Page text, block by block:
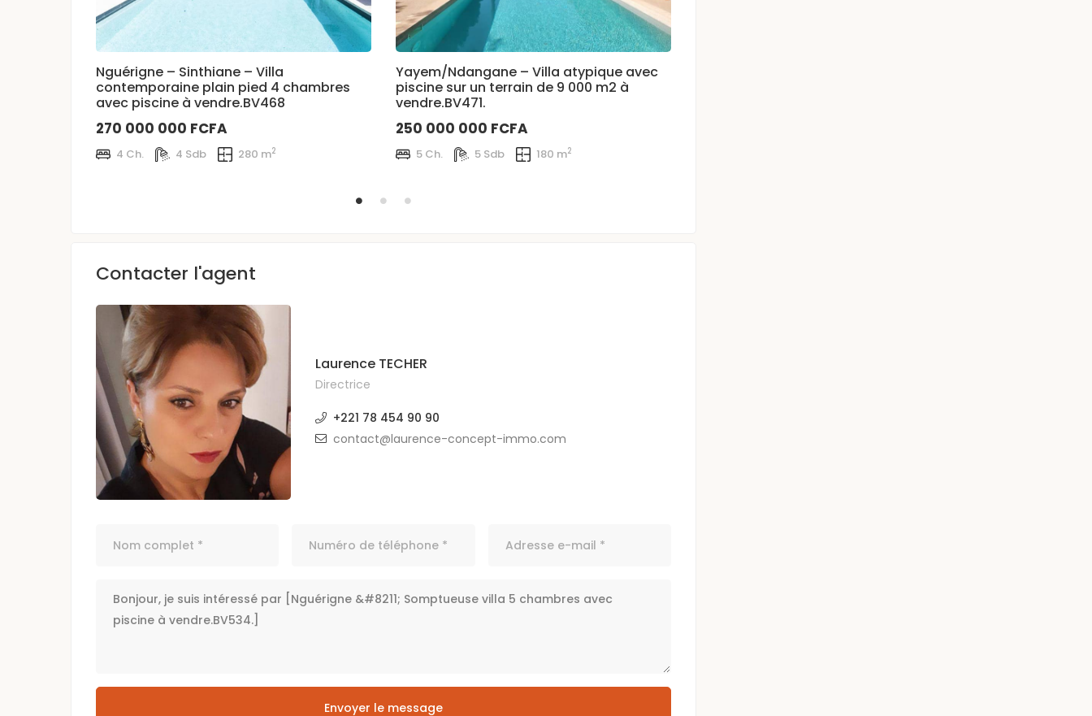
Nguérigne – Sinthiane – Villa
contemporaine plain pied 4 chambres
avec piscine à vendre.BV468
270 000 000 FCFA
4 Ch. 4 Sdb 280 m2
Yayem/Ndangane – Villa atypique avec
piscine sur un terrain de 9 000 m2 à
vendre.BV471.
250 000 000 FCFA
5 Ch. 5 Sdb 180 m2
Contacter l'agent
Laurence TECHER
Directrice
+221 78 454 90 90
contact@laurence-concept-immo.com
Envoyer le message